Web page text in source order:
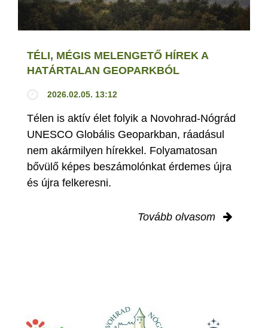
TÉLI, MÉGIS MELENGETŐ HÍREK A
HATÁRTALAN GEOPARKBÓL
2026.02.05. 13:12
Télen is aktív élet folyik a Novohrad-Nógrád
UNESCO Globális Geoparkban, ráadásul
nem akármilyen hírekkel. Folyamatosan
bővülő képes beszámolónkat érdemes újra
és újra felkeresni.
Tovább olvasom